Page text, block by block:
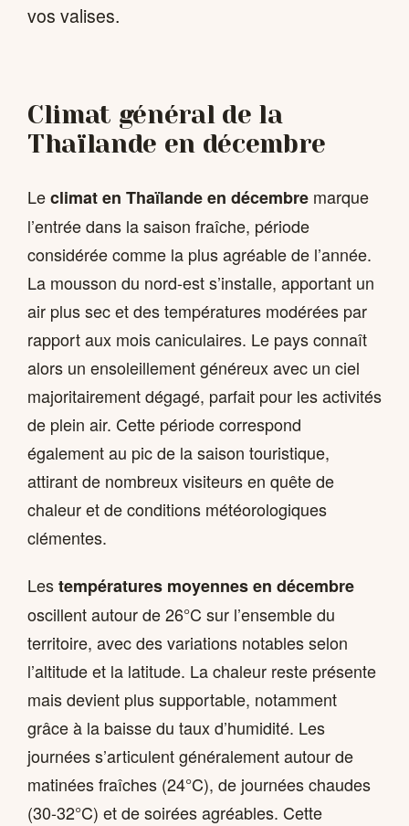
vos valises.
Climat général de la
Thaïlande en décembre
Leclimat en Thaïlande en décembre marque
l’entrée dans la saison fraîche, période
considérée comme la plus agréable de l’année.
La mousson du nord-est s’installe, apportant un
air plus sec et des températures modérées par
rapport aux mois caniculaires. Le pays connaît
alors un ensoleillement généreux avec un ciel
majoritairement dégagé, parfait pour les activités
de plein air. Cette période correspond
également au pic de la saison touristique,
attirant de nombreux visiteurs en quête de
chaleur et de conditions météorologiques
clémentes.
Lestempératures moyennes en décembre
oscillent autour de 26°C sur l’ensemble du
territoire, avec des variations notables selon
l’altitude et la latitude. La chaleur reste présente
mais devient plus supportable, notamment
grâce à la baisse du taux d’humidité. Les
journées s’articulent généralement autour de
matinées fraîches (24°C), de journées chaudes
(30-32°C) et de soirées agréables. Cette